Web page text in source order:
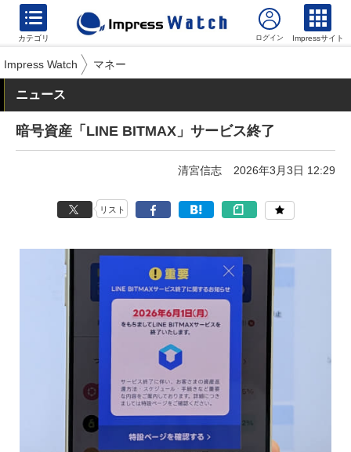
カテゴリ Impressサイト
Impress Watch マネー
ニュース
暗号資産「LINE BITMAX」サービス終了
清宮信志 2026年3月3日 12:29
リスト